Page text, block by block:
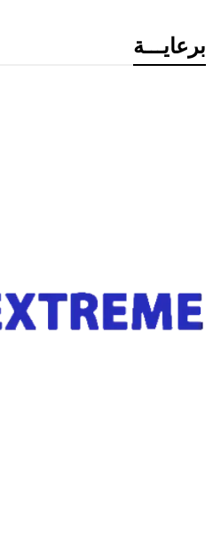
برعايـــة